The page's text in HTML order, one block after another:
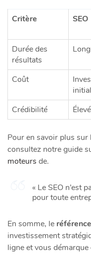
Critère SEO
Durée des
résultats
Coût
initial
Crédibilité
Pour en savoir plus
consultez notre guide
moteurs de.
« Le SEO n’est
pour toute
En somme, le
investissement
ligne et vous